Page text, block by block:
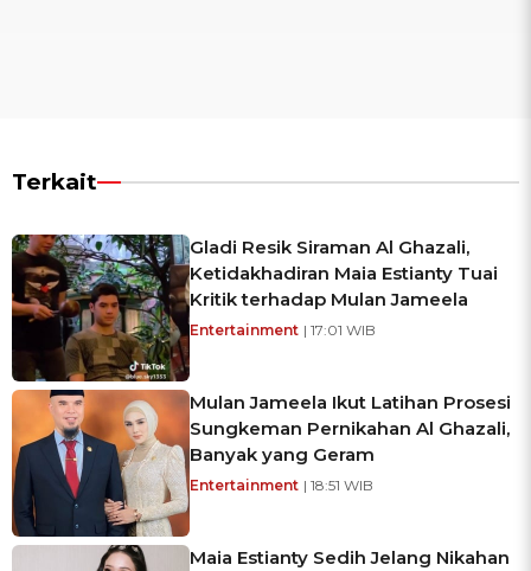
Terkait
Gladi Resik Siraman Al Ghazali,
Ketidakhadiran Maia Estianty Tuai
Kritik terhadap Mulan Jameela
Entertainment | 17:01 WIB
Mulan Jameela Ikut Latihan Prosesi
Sungkeman Pernikahan Al Ghazali,
Banyak yang Geram
Entertainment | 18:51 WIB
Maia Estianty Sedih Jelang Nikahan